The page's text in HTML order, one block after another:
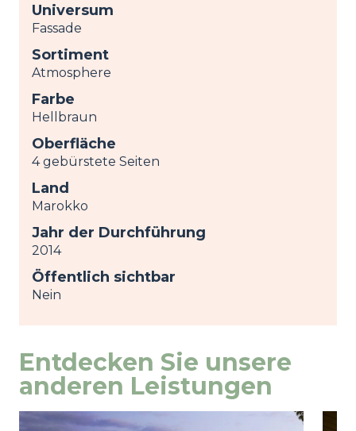
Universum
Fassade
Sortiment
Atmosphere
Farbe
Hellbraun
Oberfläche
4 gebürstete Seiten
Land
Marokko
Jahr der Durchführung
2014
Öffentlich sichtbar
Nein
Entdecken Sie unsere
anderen Leistungen
Image
Ansicht